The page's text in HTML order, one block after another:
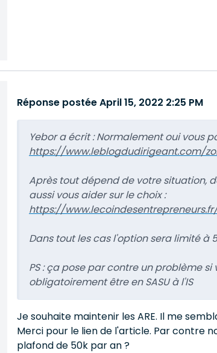
Réponse postée April 15, 2022 2:25 PM
Yebor a écrit :Normalement oui vous
https://www.leblogdudirigeant.com/
Après tout dépend de votre situation,
aussi vous aider sur le choix :
https://
Dans tout les cas l'option sera limité à
​​​​​​​PS : ça pose par contre un problème
obligatoirement être en SASU à l'IS
Je souhaite maintenir les ARE. Il me
Merci pour le lien de l'article. Par contre
plafond de 50k par an ?